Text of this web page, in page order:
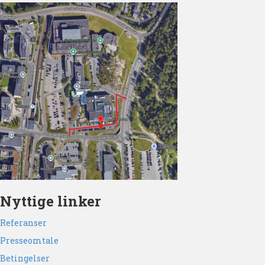
Nyttige linker
Referanser
Presseomtale
Betingelser